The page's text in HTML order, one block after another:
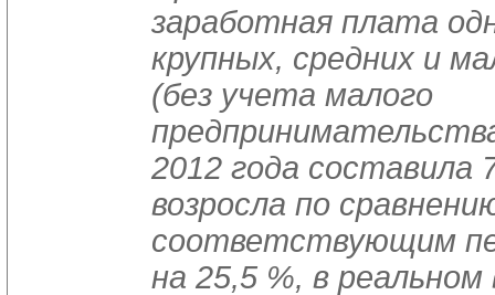
заработная плата
крупных, средних и
(без учета малого
2012 года составила
возросла по
соответствующим
на 25,5 %, в